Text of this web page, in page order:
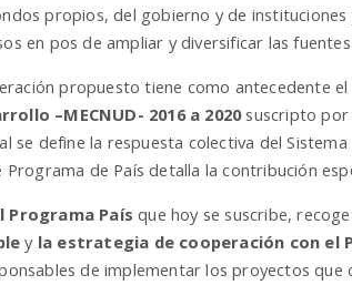
propios, del gobierno y de
en pos de ampliar y diversificar las
propuesto tiene como antecedente el
–MECNUD- 2016 a 2020suscripto por
se define la respuesta colectiva del
Programa de País detalla la contribución
Programa País que hoy se suscribe,
y la estrategia de cooperación con el
de implementar los proyectos